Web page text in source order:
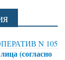
N 105
(согласно